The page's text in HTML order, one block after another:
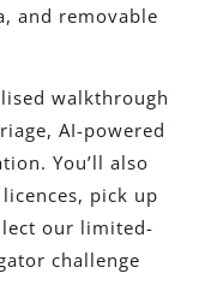
and removable
walkthrough
AI-powered
You’ll also
pick up
our limited-
challenge